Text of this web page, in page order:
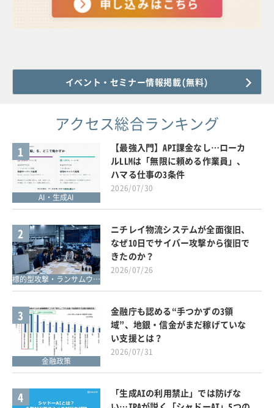
イベント・セミナー情報掲載(無料)
アクセス総合ランキング
1
AI・生成AI
【最強入門】API課金なし…ローカ
ルLLMは「無限に頼める作業員」、
ハマる仕事の3条件
2026/07/30
2
標的型攻撃・ランサムウェア対策
ニチレイ物流システムが全面復旧、
なぜ10日でサイバー攻撃から復旧で
きたのか？
2026/07/26
3
金融政策
金融庁も認める“手つかずの3領
域”、地銀・信金がまだ稼げていな
い支援とは？
2026/07/31
4
「生成AIの利用禁止」では防げな